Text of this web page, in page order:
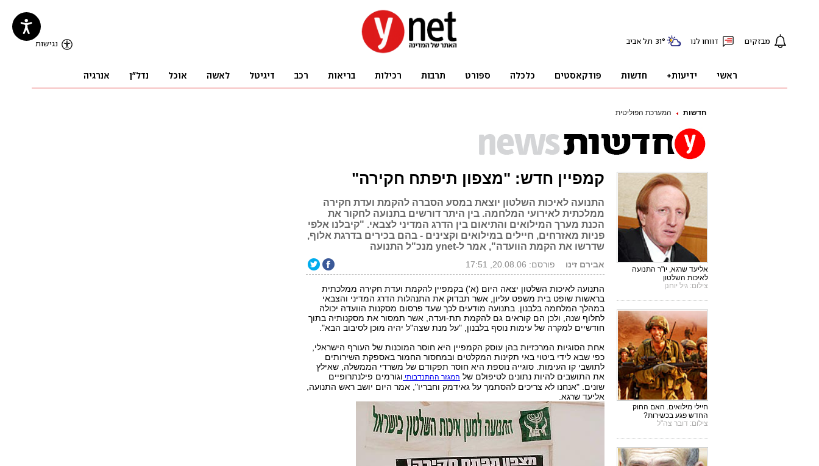
חדשות המערכת הפוליטית
קמפיין חדש: "מצפון תיפתח חקירה"
התנועה לאיכות השלטון יוצאת במסע הסברה להקמת ועדת חקירה
ממלכתית לאירועי המלחמה. בין היתר דורשים בתנועה לחקור את
הכנת מערך המילואים והתיאום בין הדרג המדיני לצבאי. "קיבלנו אלפי
פניות מאזרחים, חיילים במילואים וקצינים - בהם בכירים בדרגת אלוף,
שדרשו את הקמת הוועדה", אמר ל-ynet מנכ"ל התנועה
אבירם זינו פורסם: 20.08.06, 17:51
התנועה לאיכות השלטון יצאה היום (א') בקמפיין להקמת ועדת חקירה ממלכתית
בראשות שופט בית משפט עליון, אשר תבדוק את התנהלות הדרג המדיני והצבאי
במהלך המלחמה בלבנון. בתנועה מודעים לכך שעד פרסום מסקנות הוועדה יכולה
לחלוף שנה, ולכן הם קוראים גם להקמת תת-ועדה, אשר תמסור את מסקנותיה בתוך
חודשיים למקרה של עימות נוסף בלבנון, "על מנת שצה"ל יהיה מוכן לסיבוב הבא".
אחת הסוגיות המרכזיות בהן עוסק הקמפיין היא חוסר המוכנות של העורף הישראלי,
כפי שבא לידי ביטוי באי תקינות המקלטים ובמחסור החמור באספקת השירותים
לתושבי קו העימות. סוגייה נוספת היא חוסר תפקודם של משרדי הממשלה, שאילץ
את התושבים להיות נתונים לטיפולם של המגזר ההתנדבותי וגורמים פילנתרופיים
שונים. "אנחנו לא צריכים להסתמך על גאידמק וחבריו", אמר היום יושב ראש התנועה,
אליעד שרגא.
אליעד שרגא, יו"ר התנועה
לאיכות השלטון
צילום: גיל יוחנן
חיילי מילואים. האם החוק
החדש פגע בכשירות?
צילום: דובר צה"ל